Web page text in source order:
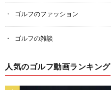
ゴルフのファッション
ゴルフの雑談
人気のゴルフ動画ランキング